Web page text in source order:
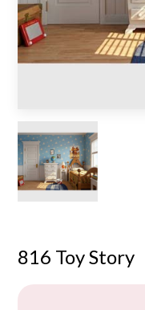
816 Toy Story